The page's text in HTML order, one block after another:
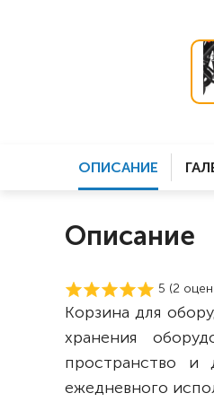
ОПИСАНИЕ
Описание
5 (2
Корзина для
хранения
пространство
ежедневного